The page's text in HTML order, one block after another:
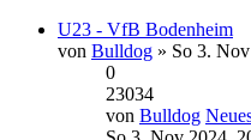
U23 - VfB Bodenheim
von Bulldog » So 3.
0
23034
von Bulldog